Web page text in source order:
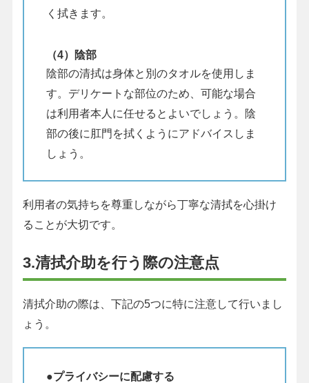
く拭きます。
（4）陰部
陰部の清拭は身体と別のタオルを使用しま
す。デリケートな部位のため、可能な場合
は利用者本人に任せるとよいでしょう。陰
部の後に肛門を拭くようにアドバイスしま
しょう。
利用者の気持ちを尊重しながら丁寧な清拭を心掛け
ることが大切です。
3.清拭介助を行う際の注意点
清拭介助の際は、下記の5つに特に注意して行いまし
ょう。
●プライバシーに配慮する